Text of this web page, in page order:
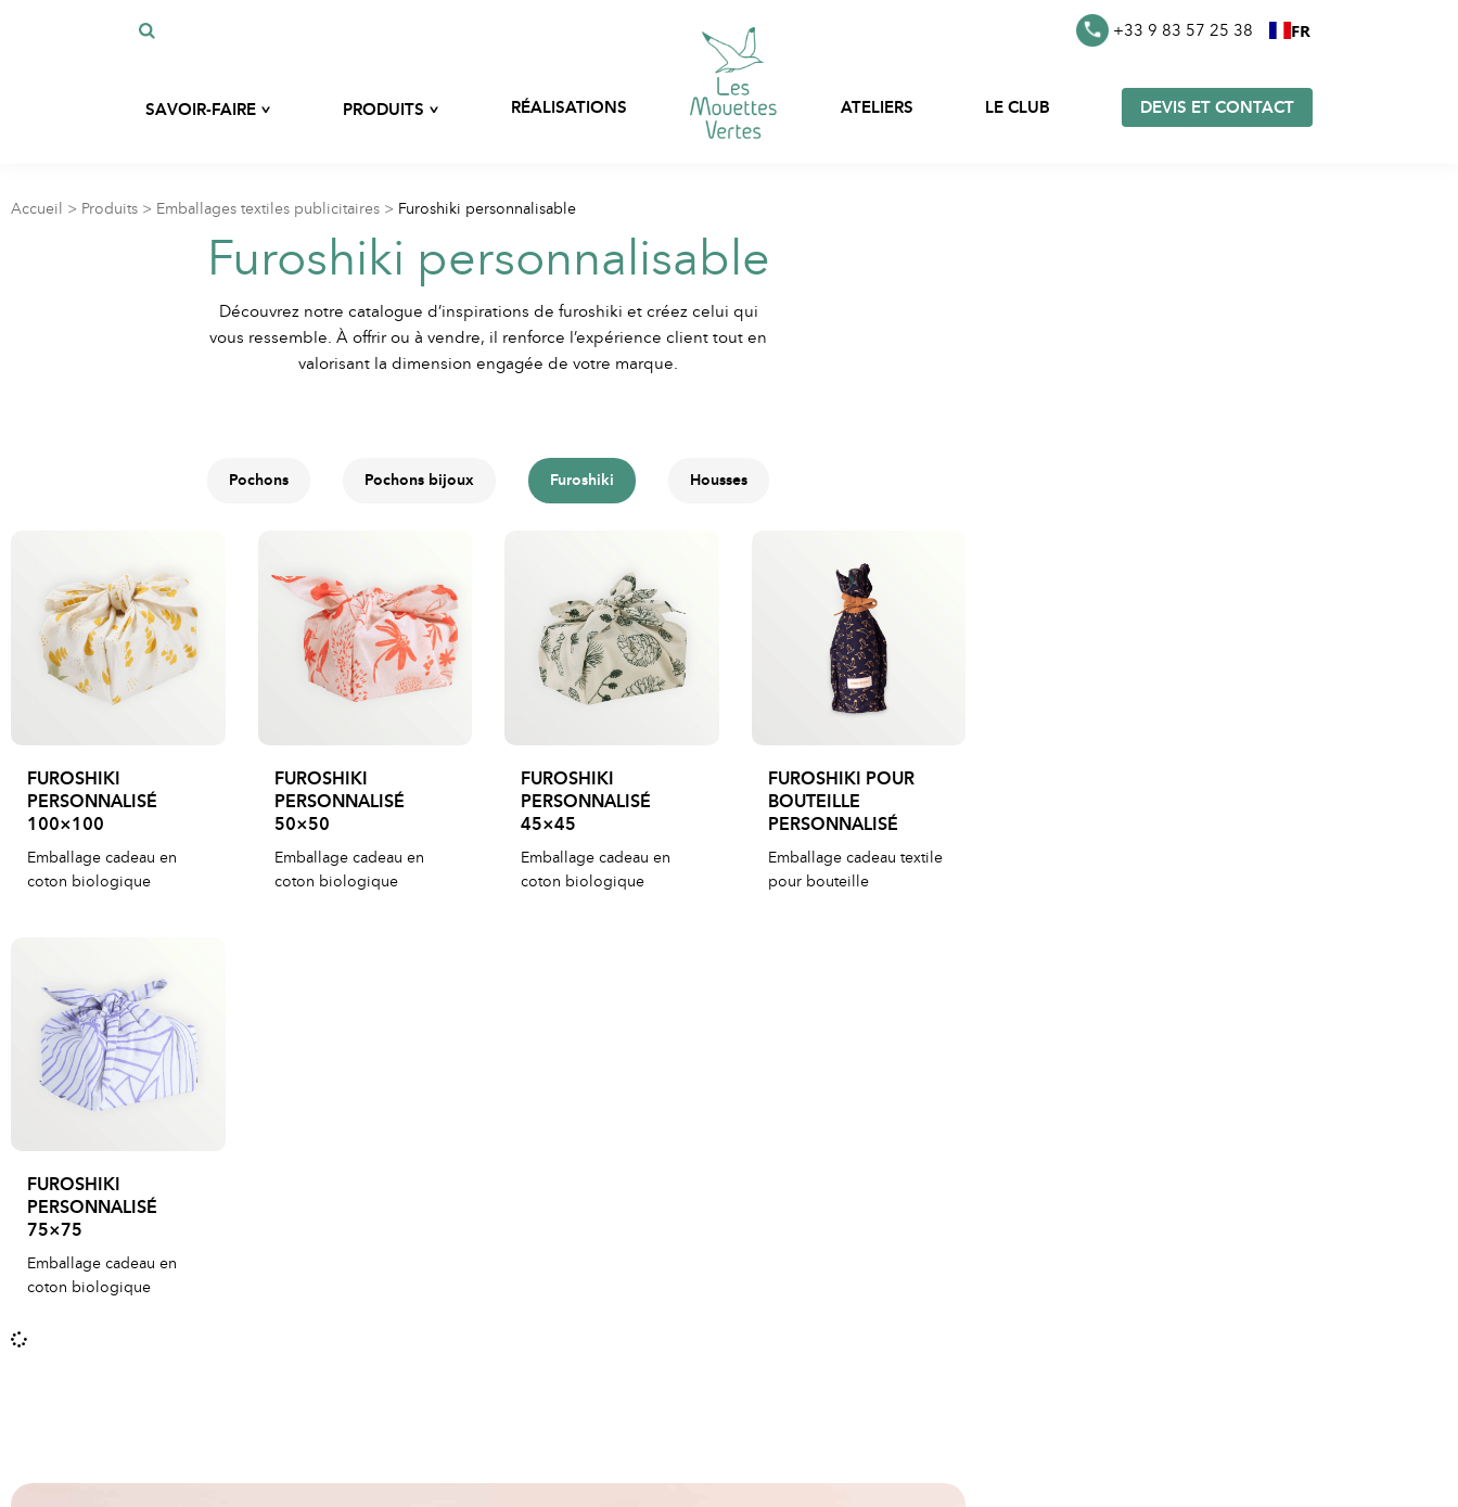
+33 9 83 57 25 38 FR
SAVOIR-FAIRE ^
Notre expertise
Nos engagements
PRODUITS ^
Emballages textiles
RÉALISATIONS ATELIERS LE CLUB DEVIS ET CONTACT
Accueil > Produits > Emballages textiles publicitaires > Furoshiki personnalisable
Furoshiki personnalisable
Découvrez notre catalogue d’inspirations de furoshiki et créez celui qui
vous ressemble. À offrir ou à vendre, il renforce l’expérience client tout en
valorisant la dimension engagée de votre marque.
Pochons Pochons bijoux Furoshiki Housses
FUROSHIKI
PERSONNALISÉ
100×100
Emballage cadeau en
coton biologique
FUROSHIKI
PERSONNALISÉ
50×50
Emballage cadeau en
coton biologique
FUROSHIKI
PERSONNALISÉ
45×45
Emballage cadeau en
coton biologique
FUROSHIKI POUR
BOUTEILLE
PERSONNALISÉ
Emballage cadeau textile
pour bouteille
FUROSHIKI
PERSONNALISÉ
75×75
Emballage cadeau en
coton biologique